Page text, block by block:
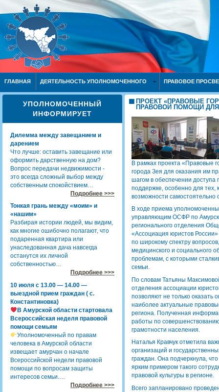
ГЛАВНАЯ ДЕЯТЕЛЬНОСТЬ УПОЛНОМОЧЕННОГО ПРАВОВОЕ
УПОЛНОМОЧЕННЫЙ
ИНФОРМИРУЕТ
Дилемма между завещанием и
дарением
Что лучше: оставить завещание или
оформить дарственную на дом?
Вопрос передачи недвижимости -
это всегда сложный выбор между
собственным спокойствием…
Подробнее >>>
Тонкая грань между «моим» и
«нашим»
Разбирая истории людей, мы видим,
как многие ошибочно полагают, что
подаренная квартира или
унаследованная дача навсегда
останутся их личной
собственностью…
Подробнее >>>
10 июля с 13.00 — 14.00 —
выездной прием граждан ( с.
Константиновка)
В Амурской области стартовала
Всероссийская неделя правовой
помощи семьям
Уполномоченный по правам
человека в Амурской области
извещает амурчан о начале
Всероссийской недели правовой
помощи по вопросам защиты
интересов семьи.…
Подробнее >>>
ПРОЕКТ «ПРАВОВЫЕ
ПРАВОВОЙ ПОМОЩИ
В рамках проекта «Правовые
города Зея для оказания им
шагом в обеспечении доступа
поддержке, особенно для тех,
возможности самостоятельно
В ходе приема
управляющим ОСФР по
регионального отделения
«Ассоциация юристов
по широкому спектру
медицинского и социального
проблемам, с которыми
семьи.
По словам Татьяны
отделения ассоциации
позволяют не только
наиболее актуальные
региона. Полученная
работы по
грамотности населения.
Наталья Кравчук отметила
организаций и
граждан. Она подчеркнула,
ярким примером такого
правовой культуры в регионе.
Всего запланировано